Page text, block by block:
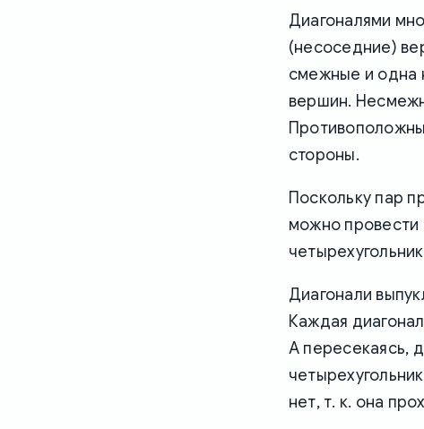
Диагоналями
(несоседние)
смежные и одна
вершин.
стороны.
Поскольку пар
можно провести
Диагонали
Каждая
А пересекаясь,
нет, т. к. она